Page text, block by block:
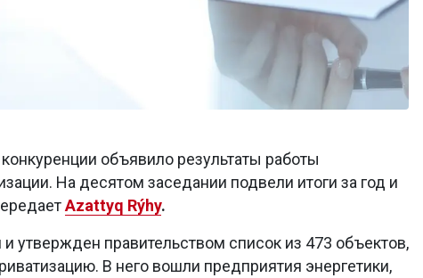
объявило результаты работы
На десятом заседании подвели итоги за год и
Azattyq Rýhy.
утвержден правительством список из 473 объектов,
В него вошли предприятия энергетики,